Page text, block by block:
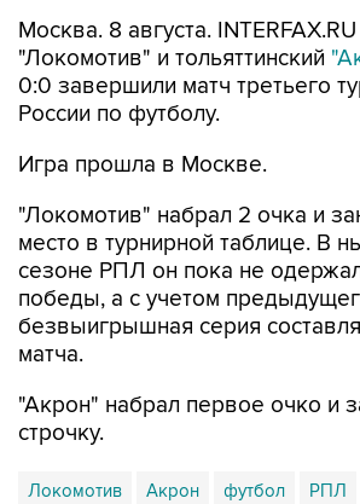
Москва. 8 августа.
"Локомотив" и тольяттинский
0:0 завершили матч третьего
России по футболу.
Игра прошла в Москве.
"Локомотив" набрал 2 очка и
место в турнирной таблице. В
сезоне РПЛ он пока не
победы, а с учетом
безвыигрышная серия
матча.
"Акрон" набрал первое очко и
строчку.
Локомотив Акрон футбол РПЛ